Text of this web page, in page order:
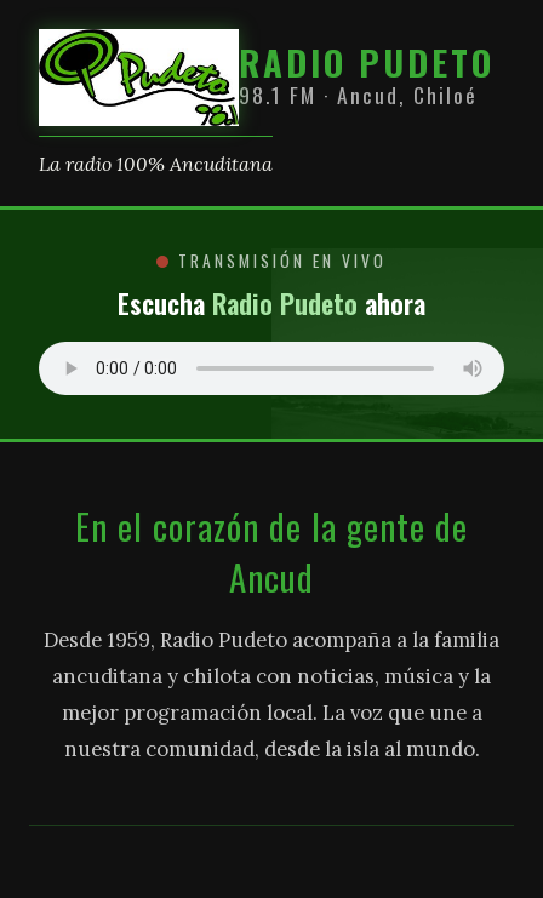
RADIO PUDETO
98.1 FM · Ancud, Chiloé
La radio 100% Ancuditana
TRANSMISIÓN EN VIVO
Escucha Radio Pudeto ahora
En el corazón de la gente de
Ancud
Desde 1959, Radio Pudeto acompaña a la familia
ancuditana y chilota con noticias, música y la
mejor programación local. La voz que une a
nuestra comunidad, desde la isla al mundo.